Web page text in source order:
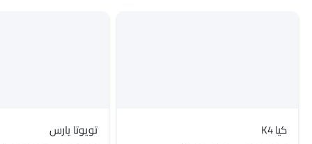
كيا K4 تويوتا يارس